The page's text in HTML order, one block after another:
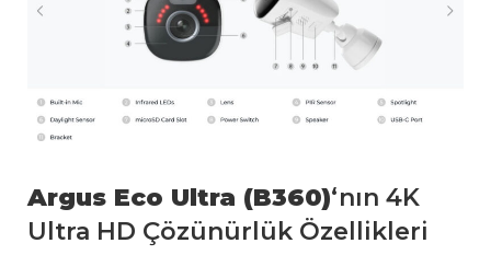
Argus Eco Ultra (B360)‘nın 4K
Ultra HD Çözünürlük Özellikleri